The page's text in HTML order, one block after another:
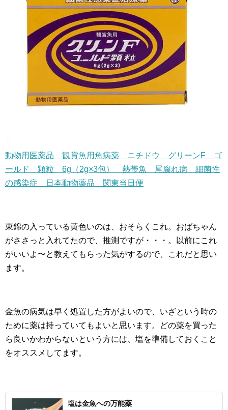
動物用医薬品 観賞魚用魚病薬 ニチドウ グリーンF ゴ
ールド 顆粒 6g（2g×3包） 熱帯魚 尾腐れ病 細菌性
の感染症 日本動物薬品 関東当日便
東錦の入っている黄色いのは、おそらくこれ。おばちゃん
がささっと入れてたので、推測ですが・・・。以前にこれ
がいいよ〜と教えてもらった気がするので、これだと思い
ます。
金魚の病気は早く処置した方がよいので、いざという時の
ために薬は持っていてもよいと思います。どの薬を買った
ら良いかわからないという方には、塩を準備しておくこと
をオススメしてます。
塩は金魚への万能薬